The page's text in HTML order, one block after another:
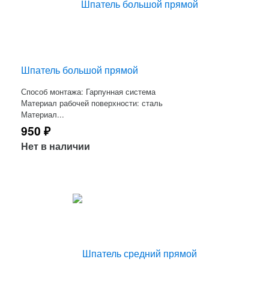
Шпатель большой прямой
Способ монтажа: Гарпунная система
Материал рабочей поверхности: сталь
Материал...
950 ₽
Нет в наличии